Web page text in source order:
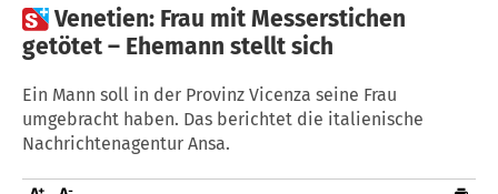
Venetien: Frau mit Messerstichen
getötet – Ehemann stellt sich
Ein Mann soll in der Provinz Vicenza seine Frau
umgebracht haben. Das berichtet die italienische
Nachrichtenagentur Ansa.